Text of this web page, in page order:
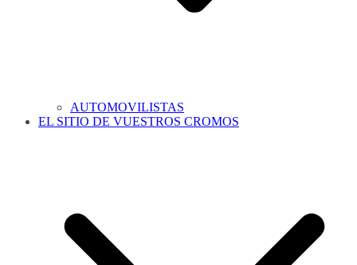
AUTOMOVILISTAS
EL SITIO DE VUESTROS CROMOS